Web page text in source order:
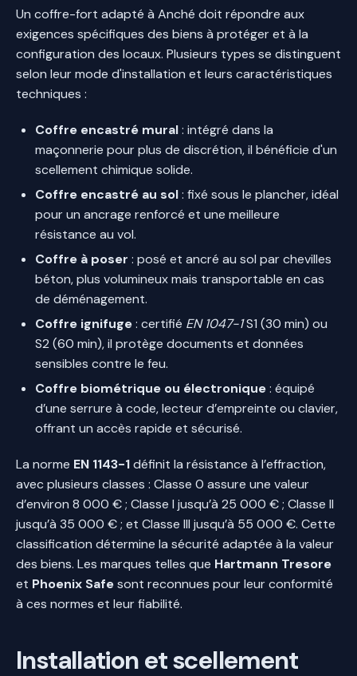
Un coffre-fort adapté à Anché doit répondre aux
exigences spécifiques des biens à protéger et à la
configuration des locaux. Plusieurs types se distinguent
selon leur mode d'installation et leurs caractéristiques
techniques :
Coffre encastré mural: intégré dans la
maçonnerie pour plus de discrétion, il bénéficie d'un
scellement chimique solide.
Coffre encastré au sol: fixé sous le plancher, idéal
pour un ancrage renforcé et une meilleure
résistance au vol.
Coffre à poser : posé et ancré au sol par chevilles
béton, plus volumineux mais transportable en cas
de déménagement.
Coffre ignifuge: certifié EN 1047-1S1 (30 min) ou
S2 (60 min), il protège documents et données
sensibles contre le feu.
Coffre biométrique ou électronique: équipé
d’une serrure à code, lecteur d’empreinte ou clavier,
offrant un accès rapide et sécurisé.
La norme EN 1143-1définit la résistance à l’effraction,
avec plusieurs classes : Classe 0 assure une valeur
d’environ 8 000 € ; Classe I jusqu’à 25 000 € ; Classe II
jusqu’à 35 000 € ; et Classe III jusqu’à 55 000 €. Cette
classification détermine la sécurité adaptée à la valeur
des biens. Les marques telles que Hartmann Tresore
et Phoenix Safesont reconnues pour leur conformité
à ces normes et leur fiabilité.
Installation et scellement